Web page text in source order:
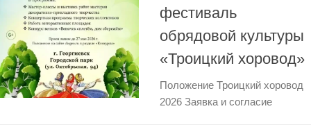
фестиваль
обрядовой культуры
«Троицкий хоровод»
Положение Троицкий хоровод
2026 Заявка и согласие